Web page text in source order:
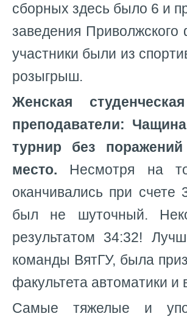
сборных здесь было 6 и
заведения
участники были из
розыгрыш.
Женская
преподаватели:
турнир без
место. Несмотря на
оканчивались при
был не шуточный.
результатом 34:32!
команды ВятГУ, была
факультета автоматики и
Самые тяжелые и